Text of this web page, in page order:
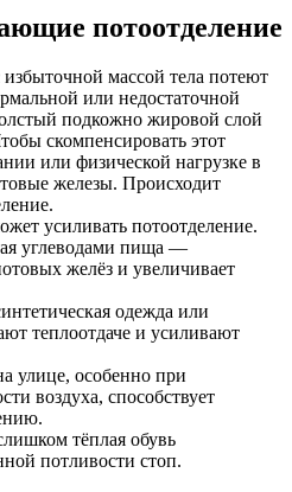
потоотделение
массой тела потеют
или недостаточной
подкожно жировой слой
скомпенсировать этот
или физической нагрузке в
железы. Происходит
усиливать потоотделение.
углеводами пища —
желёз и увеличивает
одежда или
теплоотдаче и усиливают
улице, особенно при
воздуха, способствует
тёплая обувь
потливости стоп.